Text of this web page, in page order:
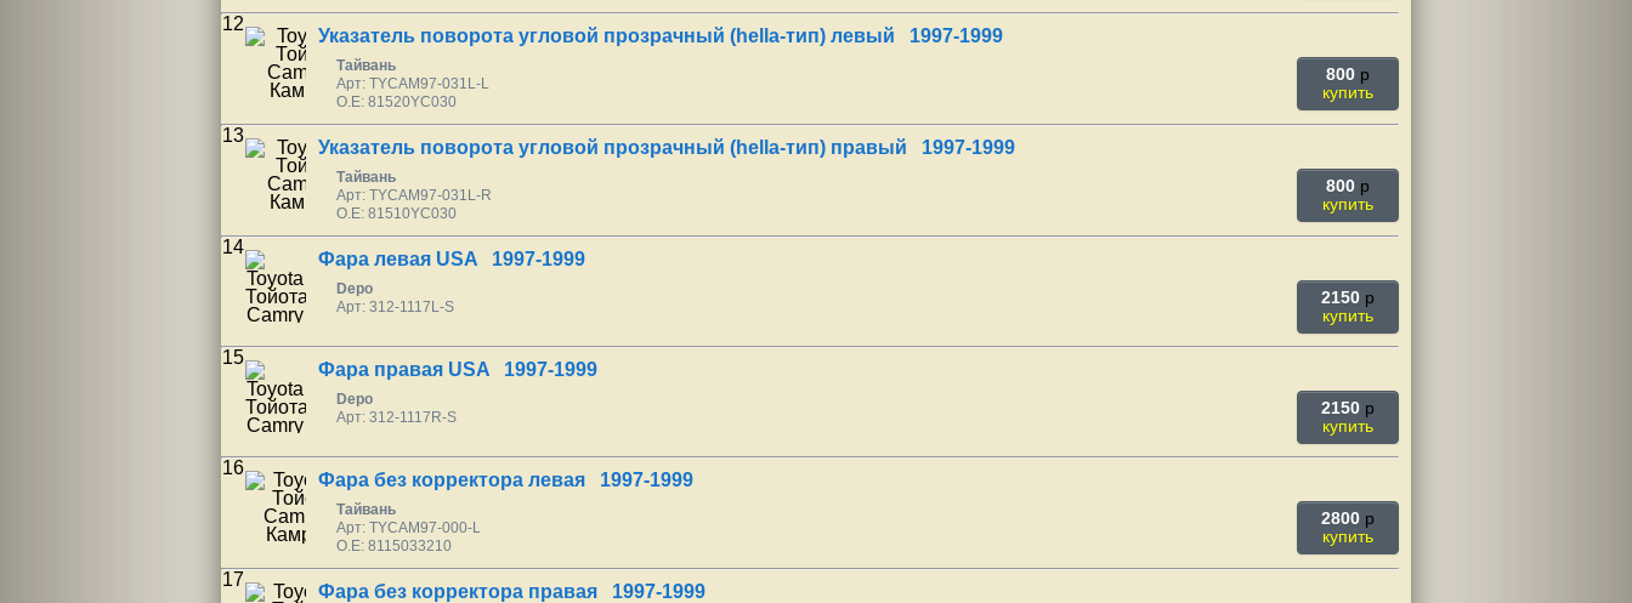
12
Указатель поворота угловой прозрачный (hella-тип) левый 1997-1999
Тайвань
Арт: TYCAM97-031L-L
O.E: 81520YC030
800 p
купить
13
Указатель поворота угловой прозрачный (hella-тип) правый 1997-1999
Тайвань
Арт: TYCAM97-031L-R
O.E: 81510YC030
800 p
купить
14
Фара левая USA 1997-1999
Depo
Арт: 312-1117L-S
2150 p
купить
15
Фара правая USA 1997-1999
Depo
Арт: 312-1117R-S
2150 p
купить
16
Фара без корректора левая 1997-1999
Тайвань
Арт: TYCAM97-000-L
O.E: 8115033210
2800 p
купить
17
Фара без корректора правая 1997-1999